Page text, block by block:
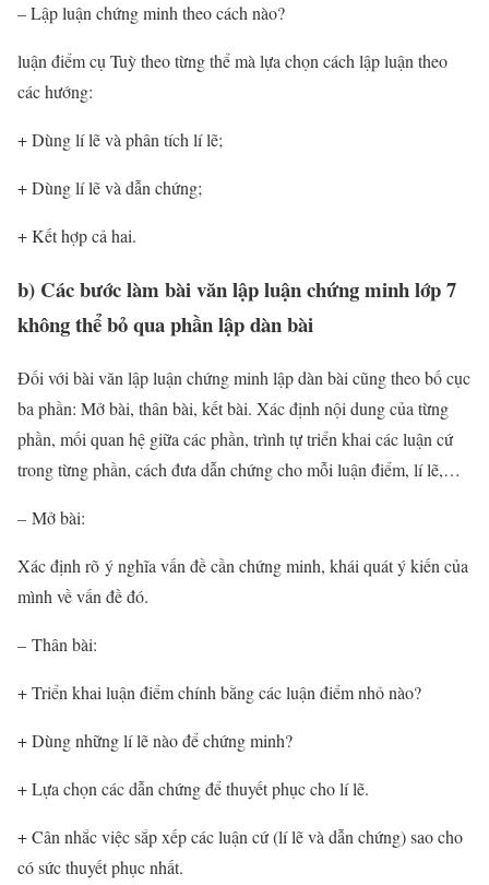
– Lập luận chứng minh theo cách nào?
luận điểm cụ Tuỳ theo từng thể mà lựa chọn cách lập luận theo
các hướng:
+ Dùng lí lẽ và phân tích lí lẽ;
+ Dùng lí lẽ và dẫn chứng;
+ Kết hợp cả hai.
b) Các bước làm bài văn lập luận chứng minh lớp 7
không thể bỏ qua phần lập dàn bài
Đối với bài văn lập luận chứng minh lập dàn bài cũng theo bố cục
ba phần: Mở bài, thân bài, kết bài. Xác định nội dung của từng
phần, mối quan hệ giữa các phần, trình tự triển khai các luận cứ
trong từng phần, cách đưa dẫn chứng cho mỗi luận điểm, lí lẽ,…
– Mở bài:
Xác định rõ ý nghĩa vấn đề cần chứng minh, khái quát ý kiến của
mình về vấn đề đó.
– Thân bài:
+ Triển khai luận điểm chính bằng các luận điểm nhỏ nào?
+ Dùng những lí lẽ nào để chứng minh?
+ Lựa chọn các dẫn chứng để thuyết phục cho lí lẽ.
+ Cân nhắc việc sắp xếp các luận cứ (lí lẽ và dẫn chứng) sao cho
có sức thuyết phục nhất.